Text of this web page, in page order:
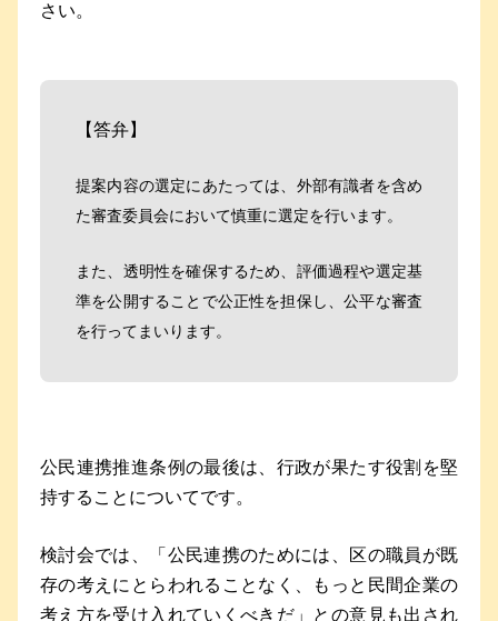
さい。
【答弁】
提案内容の選定にあたっては、外部有識者を含め
た審査委員会において慎重に選定を行います。
また、透明性を確保するため、評価過程や選定基
準を公開することで公正性を担保し、公平な審査
を行ってまいります。
公民連携推進条例の最後は、行政が果たす役割を堅
持することについてです。
検討会では、「公民連携のためには、区の職員が既
存の考えにとらわれることなく、もっと民間企業の
考え方を受け入れていくべきだ」との意見も出され